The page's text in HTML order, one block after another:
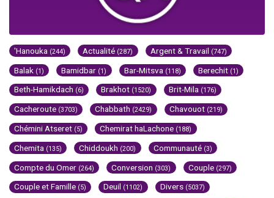
'Hanouka (244) Actualité (287) Argent & Travail (747)
Balak (1) Bamidbar (1) Bar-Mitsva (118) Berechit (1)
Beth-Hamikdach (6) Brakhot (1520) Brit-Mila (176)
Cacheroute (3703) Chabbath (2429) Chavouot (219)
Chémini Atseret (5) Chemirat haLachone (188)
Chemita (135) Chiddoukh (200) Communauté (3)
Compte du Omer (264) Conversion (303) Couple (297)
Couple et Famille (5) Deuil (1102) Divers (5037)